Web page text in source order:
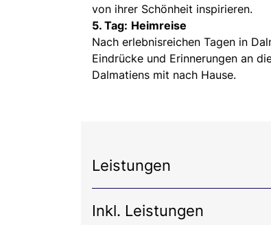
von ihrer Schönheit inspirieren.
5. Tag: Heimreise
Nach erlebnisreichen Tagen in
Eindrücke und Erinnerungen an
Dalmatiens mit nach Hause.
Leistungen
Inkl. Leistungen